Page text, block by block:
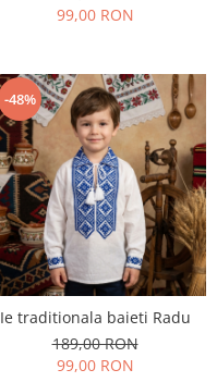
99,00 RON
-48%
Ie traditionala baieti Radu
189,00 RON
99,00 RON